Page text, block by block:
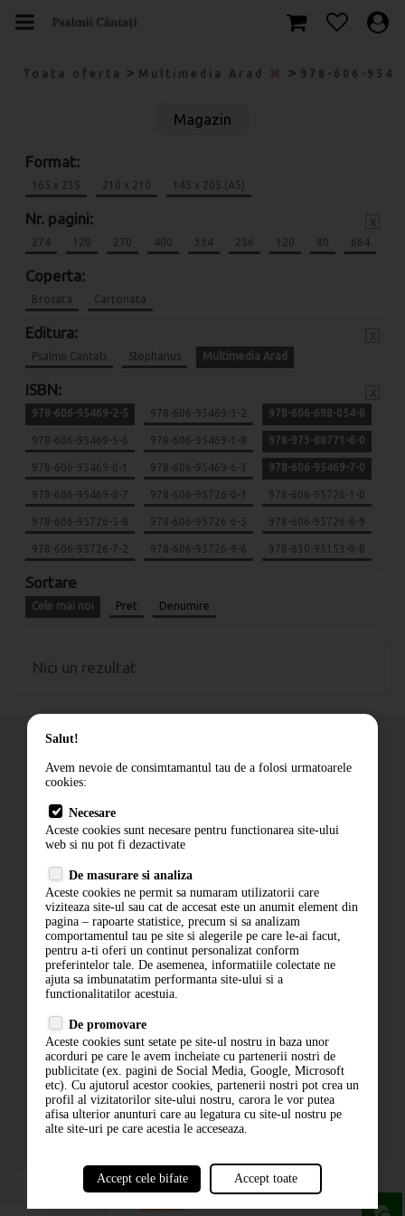
Toata oferta > Multimedia Arad > 978-606-
Magazin
Format:
165 x 235 210 x 210 145 x 205 (A5)
Nr. pagini:
274 120 270 400 334 256 120 80 664
Coperta:
Brosata Cartonata
Editura:
Psalmii Cantati Stephanus Multimedia Arad
ISBN:
978-606-95469-2-5 978-606-95469-3-2 978-606-698-054-8
978-606-95469-5-6 978-606-95469-1-8 978-973-88771-6-0
978-606-95469-0-1 978-606-95469-6-3 978-606-95469-7-0
978-606-95469-8-7 978-606-95726-0-3 978-606-95726-1-0
978-606-95726-5-8 978-606-95726-6-5 978-606-95726-8-9
978-606-95726-7-2 978-606-95726-9-6 978-630-95153-0-8
Sortare
Cele mai noi Pret Denumire
Nici un rezultat
Cum comand
Livrare
Contact
Politica de confidentialitate
ANPC
ABONARE LA NEWSLETTER
ABONARE
Salut!
Avem nevoie de consimtamantul tau de a folosi urmatoarele
cookies:
Necesare
Aceste cookies sunt necesare pentru functionarea site-ului
web si nu pot fi dezactivate
De masurare si analiza
Aceste cookies ne permit sa numaram utilizatorii care
viziteaza site-ul sau cat de accesat este un anumit element din
pagina – rapoarte statistice, precum si sa analizam
comportamentul tau pe site si alegerile pe care le-ai facut,
pentru a-ti oferi un continut personalizat conform
preferintelor tale. De asemenea, informatiile colectate ne
ajuta sa imbunatatim performanta site-ului si a
functionalitatilor acestuia.
De promovare
Aceste cookies sunt setate pe site-ul nostru in baza unor
acorduri pe care le avem incheiate cu partenerii nostri de
publicitate (ex. pagini de Social Media, Google, Microsoft
etc). Cu ajutorul acestor cookies, partenerii nostri pot crea un
profil al vizitatorilor site-ului nostru, carora le vor putea
afisa ulterior anunturi care au legatura cu site-ul nostru pe
alte site-uri pe care acestia le acceseaza.
Accept cele bifate Accept toate